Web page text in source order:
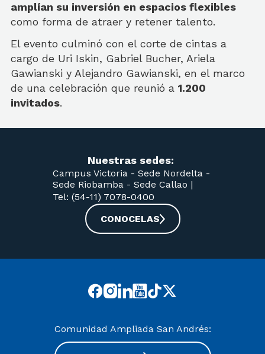
amplían su inversión en espacios flexibles
como forma de atraer y retener talento.
El evento culminó con el corte de cintas a
cargo de Uri Iskin, Gabriel Bucher, Ariela
Gawianski y Alejandro Gawianski, en el marco
de una celebración que reunió a 1.200
invitados.
Nuestras sedes:
Campus Victoria - Sede Nordelta -
Sede Riobamba - Sede Callao |
Tel: (54-11) 7078-0400
CONOCELAS
Comunidad Ampliada San Andrés: